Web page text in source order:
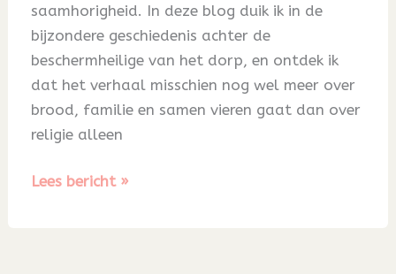
saamhorigheid. In deze blog duik ik in de
bijzondere geschiedenis achter de
beschermheilige van het dorp, en ontdek ik
dat het verhaal misschien nog wel meer over
brood, familie en samen vieren gaat dan over
religie alleen
Blog
Lees bericht »